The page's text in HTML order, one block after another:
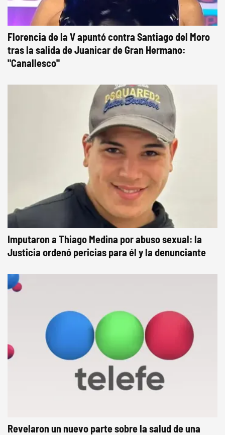
Florencia de la V apuntó contra Santiago del Moro
tras la salida de Juanicar de Gran Hermano:
"Canallesco"
Imputaron a Thiago Medina por abuso sexual: la
Justicia ordenó pericias para él y la denunciante
Revelaron un nuevo parte sobre la salud de una